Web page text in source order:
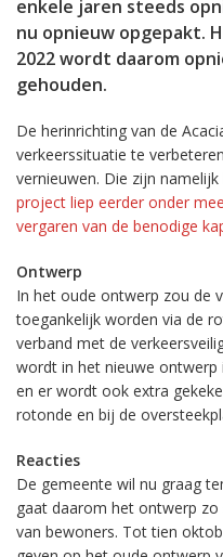
enkele jaren steeds
nu opnieuw opgepakt.
2022 wordt daarom
gehouden.
De herinrichting van de
verkeerssituatie te
vernieuwen. Die zijn
project liep eerder onder
vergaren van de benodige
Ontwerp
In het oude ontwerp zou de
toegankelijk worden via de
verband met de
wordt in het nieuwe
en er wordt ook extra
rotonde en bij de
Reacties
De gemeente wil nu graag
gaat daarom het ontwerp
van bewoners. Tot tien